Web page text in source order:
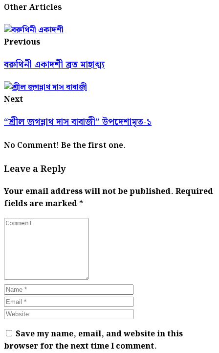
Other Articles
Previous
বরুথিনী একাদশী ব্রত মাহাত্ম্য
Next
“শ্রীল জগন্নাথ দাস বাবাজী” উপদেশামৃত-১
No Comment! Be the first one.
Leave a Reply
Your email address will not be published. Required
fields are marked*
Save my name, email, and website in this
browser for the next time I comment.